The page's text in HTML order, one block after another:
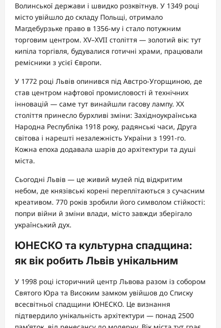
Волинської держави і швидко розквітнув. У 1349 році
місто увійшло до складу Польщі, отримало
Магдебурзьке право в 1356-му і стало потужним
торговим центром. XV–XVII століття — золотий вік: тут
кипіла торгівля, будувалися готичні храми, працювали
ремісники з усієї Європи.
У 1772 році Львів опинився під Австро-Угорщиною, де
став центром нафтової промисловості й технічних
інновацій — саме тут винайшли гасову лампу. XX
століття принесло бурхливі зміни: Західноукраїнська
Народна Республіка 1918 року, радянські часи, Друга
світова і нарешті незалежність України з 1991-го.
Кожна епоха додавала шарів до архітектури та душі
міста.
Сьогодні Львів — це живий музей під відкритим
небом, де князівські корені переплітаються з сучасним
креативом. 770 років зробили його символом стійкості:
попри війни й зміни влади, місто завжди зберігало
український дух.
ЮНЕСКО та культурна спадщина:
як вік робить Львів унікальним
У 1998 році історичний центр Львова разом із собором
Святого Юра та Високим замком увійшов до Списку
всесвітньої спадщини ЮНЕСКО. Це визнання
підтвердило унікальність архітектури — понад 2500